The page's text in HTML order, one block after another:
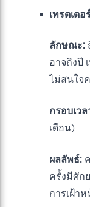
เทรดเดอ
ลักษณะ:
อาจถึงปี
ไม่สนใจ
กรอบเว
เดือน)
ผลลัพธ์:
ครั้งมีศัก
การเฝ้า